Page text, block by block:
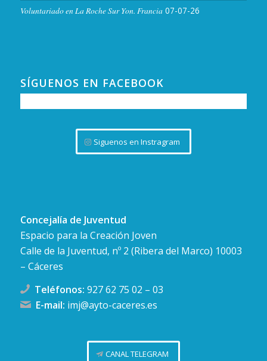
Voluntariado en La Roche Sur Yon. Francia 07-07-26
SÍGUENOS EN FACEBOOK
Siguenos en Instragram
Concejalía de Juventud
Espacio para la Creación Joven
Calle de la Juventud, nº 2 (Ribera del Marco) 10003
– Cáceres
Teléfonos: 927 62 75 02 – 03
E-mail: imj@ayto-caceres.es
CANAL TELEGRAM